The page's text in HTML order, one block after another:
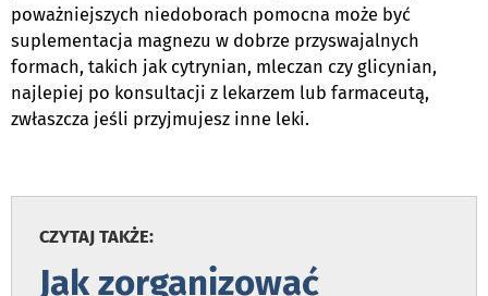
poważniejszych niedoborach pomocna może być
suplementacja magnezu w dobrze przyswajalnych
formach, takich jak cytrynian, mleczan czy glicynian,
najlepiej po konsultacji z lekarzem lub farmaceutą,
zwłaszcza jeśli przyjmujesz inne leki.
CZYTAJ TAKŻE:
Jak zorganizować